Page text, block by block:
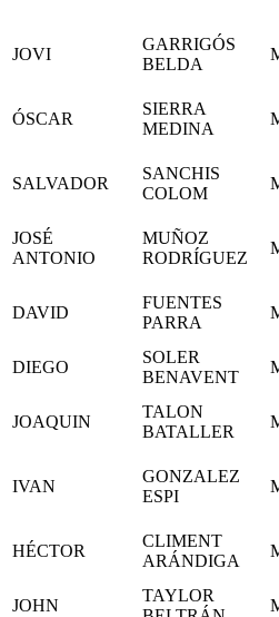
JOVI
GARRIGÓS
BELDA
ÓSCAR
SIERRA
MEDINA
SALVADOR
SANCHIS
COLOM
JOSÉ
ANTONIO
MUÑOZ
RODRÍGUEZ
DAVID
FUENTES
PARRA
DIEGO
SOLER
BENAVENT
JOAQUIN
TALON
BATALLER
IVAN
GONZALEZ
ESPI
HÉCTOR
CLIMENT
ARÁNDIGA
JOHN
TAYLOR